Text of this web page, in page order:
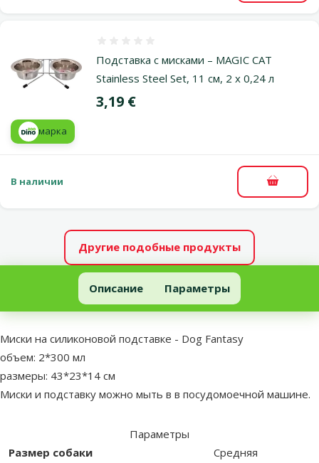
Подставка с мисками – MAGIC CAT
Stainless Steel Set, 11 см, 2 x 0,24 л
Цена
3,19 €
марка
В наличии В
Другие подобные продукты
Металлическая Миска для собак - Dog Fantasy миски, M, 300 мл
Описание Параметры
В начало страницы
superzoo.product.detail.content
Миски на силиконовой подставке - Dog Fantasy
объем: 2*300 мл
размеры: 43*23*14 cм
Миски и подставку можно мыть в в посудомоечной машине.
Параметры
Размер собаки
Средняя